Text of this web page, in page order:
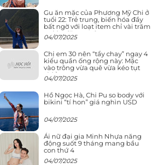
Gu ăn mặc của Phương Mỹ Chi ở
tuổi 22: Trẻ trung, biến hóa đầy
bất ngờ với loạt item chỉ vài trăm
nghìn đã mua được
04/07/2025
Chị em 30 nên “tẩy chay” ngay 4
kiểu quần ống rộng này: Mặc
vào trông vừa quê vừa kéo tụt
chiều cao
04/07/2025
Hồ Ngọc Hà, Chi Pu so body với
bikini “tí hon” giá nghìn USD
04/07/2025
Ái nữ đại gia Minh Nhựa năng
động suốt 9 tháng mang bầu
con thứ 4
04/07/2025